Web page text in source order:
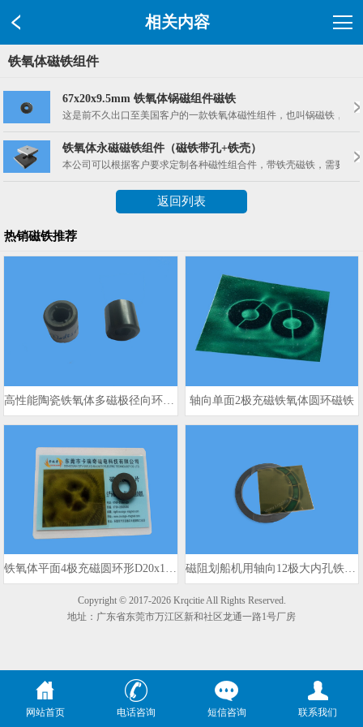
相关内容
铁氧体磁铁组件
67x20x9.5mm 铁氧体锅磁组件磁铁
这是前不久出口至美国客户的一款铁氧体磁性组件，也叫锅磁铁，外
铁氧体永磁磁铁组件（磁铁带孔+铁壳）
本公司可以根据客户要求定制各种磁性组合件，带铁壳磁铁，需要磁
返回列表
热销磁铁推荐
轴向单面2极充磁铁氧体圆环磁铁
铁氧体平面4极充磁圆环形D20x10x3mm 980gs 磁阻划船机用轴向12极大内孔铁氧体磁环
Copyright © 2017-2026 Krqcitie All Rights Reserved.
地址：广东省东莞市万江区新和社区龙通一路1号厂房
网站首页 电话咨询 短信咨询 联系我们